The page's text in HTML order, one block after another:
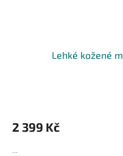
Lehké kožené
2 399 Kč
...